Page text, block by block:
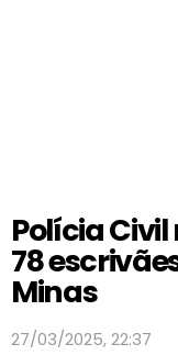
Polícia
78
Minas
27/03/2025, 22:37